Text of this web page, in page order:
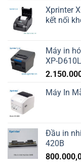
Xprinter
kết nối
Máy in
XP-
Máy In
Đầu in
420B